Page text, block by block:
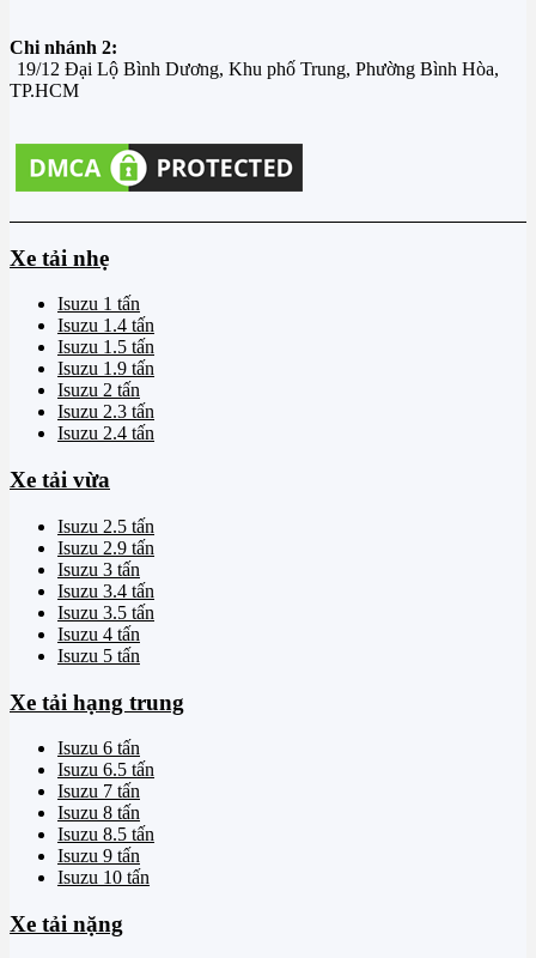
Chi nhánh 2:
19/12 Đại Lộ Bình Dương, Khu phố Trung, Phường Bình Hòa,
TP.HCM
Xe tải nhẹ
Isuzu 1 tấn
Isuzu 1.4 tấn
Isuzu 1.5 tấn
Isuzu 1.9 tấn
Isuzu 2 tấn
Isuzu 2.3 tấn
Isuzu 2.4 tấn
Xe tải vừa
Isuzu 2.5 tấn
Isuzu 2.9 tấn
Isuzu 3 tấn
Isuzu 3.4 tấn
Isuzu 3.5 tấn
Isuzu 4 tấn
Isuzu 5 tấn
Xe tải hạng trung
Isuzu 6 tấn
Isuzu 6.5 tấn
Isuzu 7 tấn
Isuzu 8 tấn
Isuzu 8.5 tấn
Isuzu 9 tấn
Isuzu 10 tấn
Xe tải nặng